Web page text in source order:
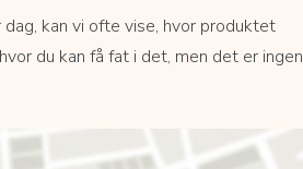
kan vi ofte vise, hvor produktet
du kan få fat i det, men det er ingen